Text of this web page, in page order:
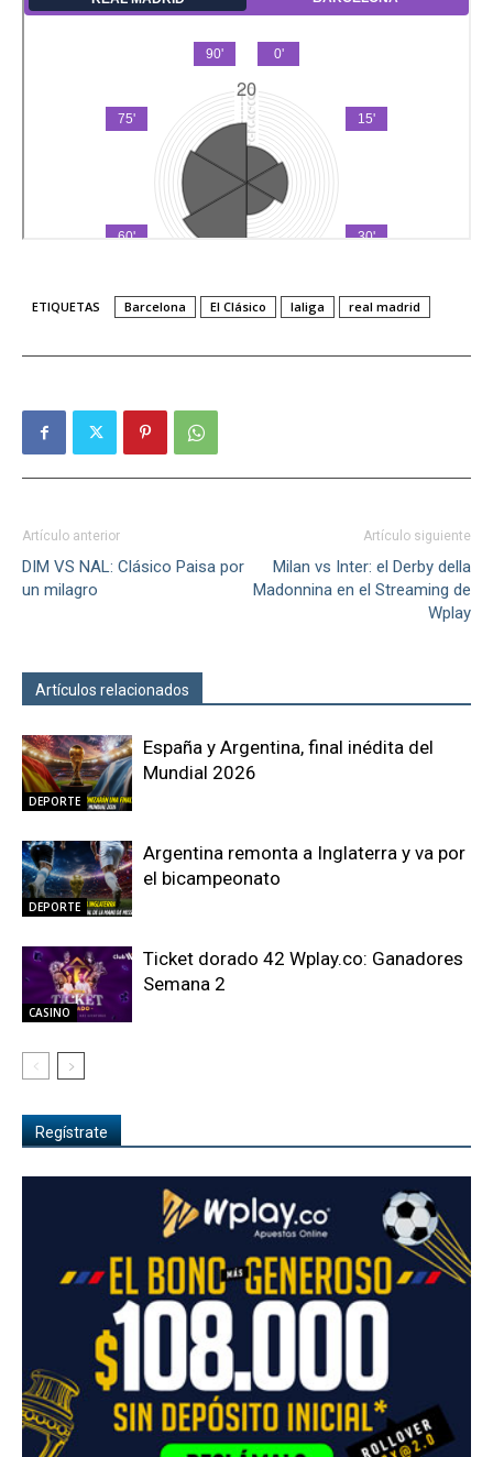
ETIQUETAS Barcelona El Clásico laliga real madrid
Artículo anterior
DIM VS NAL: Clásico Paisa por
un milagro
Artículo siguiente
Milan vs Inter: el Derby della
Madonnina en el Streaming de
Wplay
Artículos relacionados
DEPORTE
España y Argentina, final inédita del
Mundial 2026
DEPORTE
Argentina remonta a Inglaterra y va por
el bicampeonato
CASINO
Ticket dorado 42 Wplay.co: Ganadores
Semana 2
Regístrate